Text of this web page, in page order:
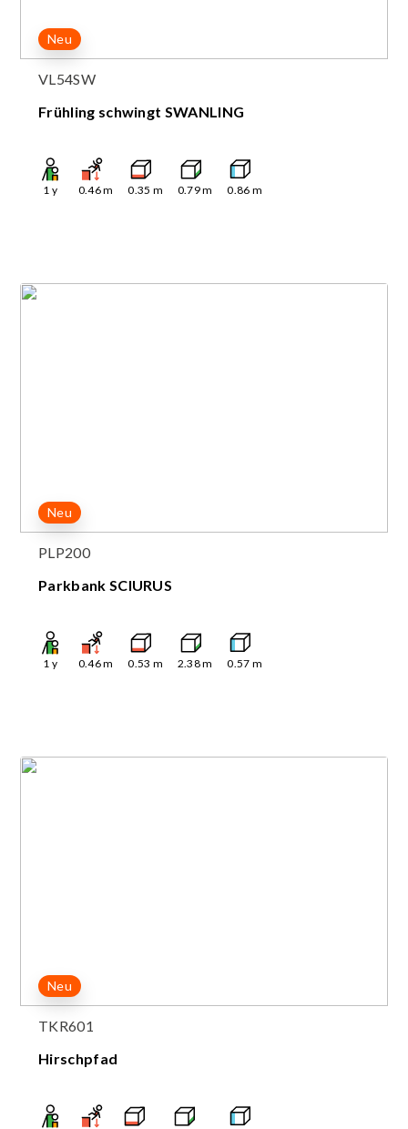
Neu
VL54SW
Frühling schwingt SWANLING
1 y 0.46m 0.35 m 0.79m 0.86 m
Neu
PLP200
Parkbank SCIURUS
1 y 0.46m 0.53 m 2.38m 0.57 m
Neu
TKR601
Hirschpfad